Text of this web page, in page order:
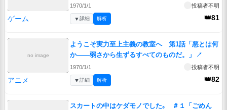
1970/1/1 投稿者不明
ゲーム 👑81
▼詳細 解析
no image
ようこそ実力至上主義の教室へ 第1話「悪とは何
か――弱さから生ずるすべてのものだ。」
↗
1970/1/1 投稿者不明
アニメ 👑82
▼詳細 解析
スカートの中はケダモノでした｡ ＃１「ごめん